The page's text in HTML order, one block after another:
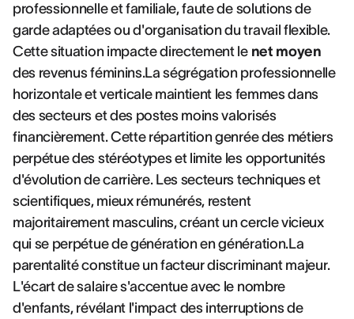
professionnelle et familiale, faute de solutions de
garde adaptées ou d'organisation du travail flexible.
Cette situation impacte directement le net moyen
des revenus féminins.La ségrégation professionnelle
horizontale et verticale maintient les femmes dans
des secteurs et des postes moins valorisés
financièrement. Cette répartition genrée des métiers
perpétue des stéréotypes et limite les opportunités
d'évolution de carrière. Les secteurs techniques et
scientifiques, mieux rémunérés, restent
majoritairement masculins, créant un cercle vicieux
qui se perpétue de génération en génération.La
parentalité constitue un facteur discriminant majeur.
L'écart de salaire s'accentue avec le nombre
d'enfants, révélant l'impact des interruptions de